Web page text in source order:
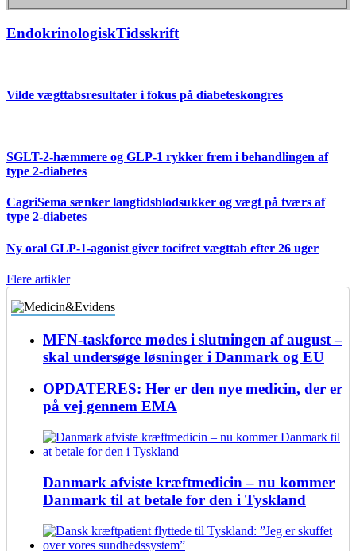
EndokrinologiskTidsskrift
Vilde vægttabsresultater i fokus på diabeteskongres
SGLT-2-hæmmere og GLP-1 rykker frem i behandlingen af
type 2-diabetes
CagriSema sænker langtidsblodsukker og vægt på tværs af
type 2-diabetes
Ny oral GLP-1-agonist giver tocifret vægttab efter 26 uger
Flere artikler
MFN-taskforce mødes i slutningen af august –
skal undersøge løsninger i Danmark og EU
OPDATERES: Her er den nye medicin, der er
på vej gennem EMA
Danmark afviste kræftmedicin – nu kommer
Danmark til at betale for den i Tyskland